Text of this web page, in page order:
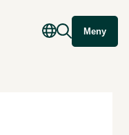
Meny